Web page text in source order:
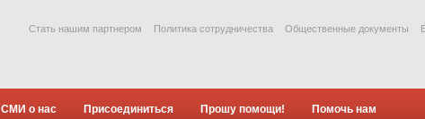
Стать нашим партнером Политика сотрудничества Общественные документы
СМИ о нас Присоединиться Прошу помощи! Помочь нам